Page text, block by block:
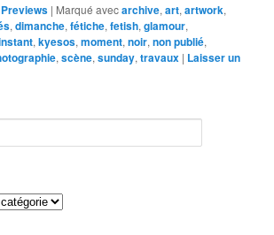
Previews | Marqué avecarchive,art,artwork,
,dimanche,fétiche,fetish,glamour,
,kyesos,moment,noir,non publié,
,scène,sunday,travaux | Laisser un